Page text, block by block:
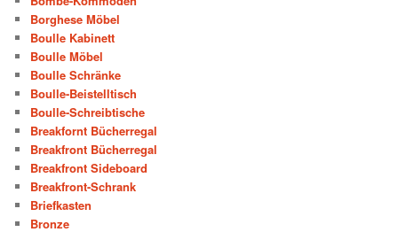
Borghese Möbel
Boulle Kabinett
Boulle Möbel
Boulle Schränke
Boulle-Beistelltisch
Boulle-Schreibtische
Breakfornt Bücherregal
Breakfront Bücherregal
Breakfront Sideboard
Breakfront-Schrank
Briefkasten
Bronze